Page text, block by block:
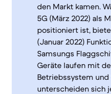
den Markt kamen.
5G (März 2022) als
positioniert ist,
(Januar 2022)
Samsungs
Geräte laufen mit
Betriebssystem und
unterscheiden sich